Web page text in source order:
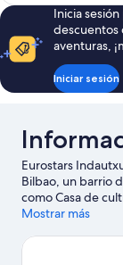
Inicia
descuentos
aventuras,
Iniciar sesión
Eurostars
Bilbao, un barrio
como Casa de
Zentroa; si
Aquarium
Mostrar más